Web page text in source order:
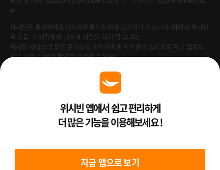
m
위시빈은 통신판매중개자이며 통신판매의 당사자가 아닙니다. 따라서 위시빈
은 상품·거래정보에 대하여 책임을 지지 않습니다.
위시빈 서비스의 모든 콘텐츠는 저작자에게 저작권이 있으므로 무단 업로드
혹은 사용 시 법적 책임이 발생할 수 있습니다.
Venture Enterprise위시빈 앱에서 쉽고 편리하게
더 많은 기능을 이용해보세요 !
지금 앱으로 보기